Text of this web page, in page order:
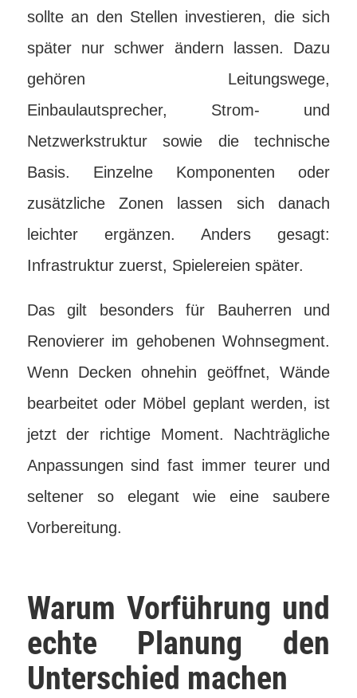
sollte an den Stellen investieren, die sich
später nur schwer ändern lassen. Dazu
gehören Leitungswege,
Einbaulautsprecher, Strom- und
Netzwerkstruktur sowie die technische
Basis. Einzelne Komponenten oder
zusätzliche Zonen lassen sich danach
leichter ergänzen. Anders gesagt:
Infrastruktur zuerst, Spielereien später.
Das gilt besonders für Bauherren und
Renovierer im gehobenen Wohnsegment.
Wenn Decken ohnehin geöffnet, Wände
bearbeitet oder Möbel geplant werden, ist
jetzt der richtige Moment. Nachträgliche
Anpassungen sind fast immer teurer und
seltener so elegant wie eine saubere
Vorbereitung.
Warum Vorführung und
echte Planung den
Unterschied machen